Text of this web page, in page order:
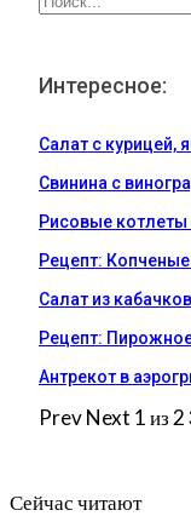
Интересное:
Салат с курицей,
Свинина с
Рисовые котлеты
Рецепт:
Салат из
Рецепт:
Антрекот в
PrevNext 1 из
Сейчас читают